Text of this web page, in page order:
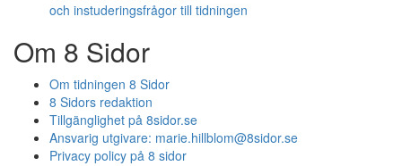
och instuderingsfrågor till tidningen
Om 8 Sidor
Om tidningen 8 Sidor
8 Sidors redaktion
Tillgänglighet på 8sidor.se
Ansvarig utgivare: marie.hillblom@8sidor.se
Privacy policy på 8 sidor